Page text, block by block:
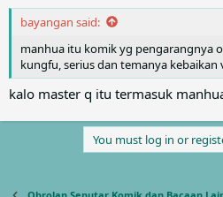
:
bayangan said:
manhua itu komik yg pengarangnya
kungfu, serius dan temanya kebaikan
kalo master q itu termasuk
You must log in or